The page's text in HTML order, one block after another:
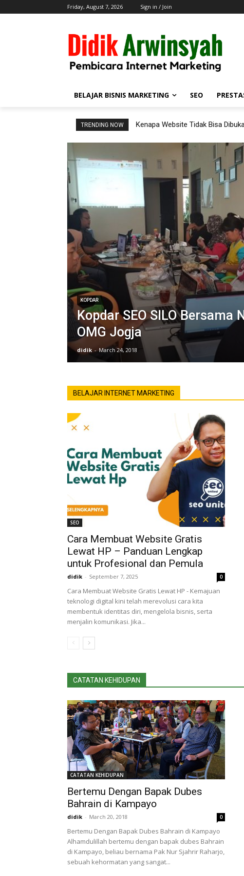
Friday, August 7, 2026 Sign in / Join
BELAJAR BISNIS MARKETING SEO
TRENDING NOW Kenapa Website Tidak Bisa
KOPDAR
Kopdar SEO SILO Bersama
OMG Jogja
didik - March 24, 2018
BELAJAR INTERNET MARKETING
SEO
Cara Membuat Website Gratis
Lewat HP – Panduan Lengkap
untuk Profesional dan Pemula
didik - September 7, 2025 0
Cara Membuat Website Gratis Lewat HP - Kemajuan
teknologi digital kini telah merevolusi cara kita
membentuk identitas diri, mengelola bisnis, serta
menjalin komunikasi. Jika...
CATATAN KEHIDUPAN
CATATAN KEHIDUPAN
Bertemu Dengan Bapak Dubes
Bahrain di Kampayo
didik - March 20, 2018 0
Bertemu Dengan Bapak Dubes Bahrain di Kampayo
Alhamdulillah bertemu dengan bapak dubes Bahrain
di Kampayo, beliau bernama Pak Nur Sjahrir Raharjo,
sebuah kehormatan yang sangat...